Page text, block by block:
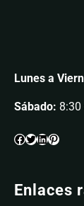
Lunes a
Sábado:
Enlaces